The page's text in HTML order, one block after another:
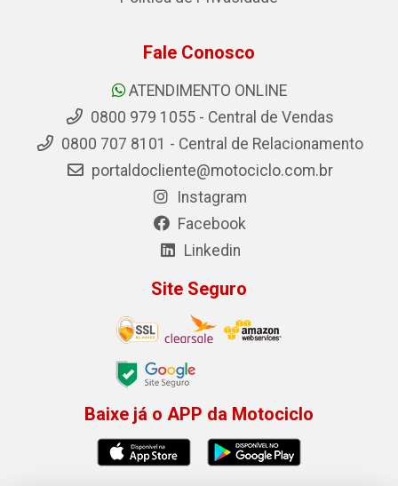
Fale Conosco
ATENDIMENTO ONLINE
0800 979 1055 - Central de Vendas
0800 707 8101 - Central de Relacionamento
portaldocliente@motociclo.com.br
Instagram
Facebook
Linkedin
Site Seguro
Baixe já o APP da Motociclo